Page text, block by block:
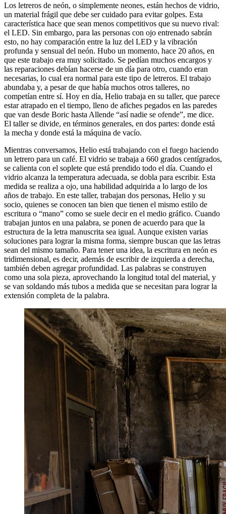
Los letreros de neón, o simplemente neones, están hechos de vidrio,
un material frágil que debe ser cuidado para evitar golpes. Esta
característica hace que sean menos competitivos que su nuevo rival:
el LED. Sin embargo, para las personas con ojo entrenado sabrán
esto, no hay comparación entre la luz del LED y la vibración
profunda y sensual del neón. Hubo un momento, hace 20 años, en
que este trabajo era muy solicitado. Se pedían muchos encargos y
las reparaciones debían hacerse de un día para otro, cuando eran
necesarias, lo cual era normal para este tipo de letreros. El trabajo
abundaba y, a pesar de que había muchos otros talleres, no
competían entre sí. Hoy en día, Helio trabaja en su taller, que parece
estar atrapado en el tiempo, lleno de afiches pegados en las paredes
que van desde Boric hasta Allende “así nadie se ofende”, me dice.
El taller se divide, en términos generales, en dos partes: donde está
la mecha y donde está la máquina de vacío.
Mientras conversamos, Helio está trabajando con el fuego haciendo
un letrero para un café. El vidrio se trabaja a 660 grados centígrados,
se calienta con el soplete que está prendido todo el día. Cuando el
vidrio alcanza la temperatura adecuada, se dobla para escribir. Esta
medida se realiza a ojo, una habilidad adquirida a lo largo de los
años de trabajo. En este taller, trabajan dos personas, Helio y su
socio, quienes se conocen tan bien que tienen el mismo estilo de
escritura o “mano” como se suele decir en el medio gráfico. Cuando
trabajan juntos en una palabra, se ponen de acuerdo para que la
estructura de la letra manuscrita sea igual. Aunque existen varias
soluciones para lograr la misma forma, siempre buscan que las letras
sean del mismo tamaño. Para tener una idea, la escritura en neón es
tridimensional, es decir, además de escribir de izquierda a derecha,
también deben agregar profundidad. Las palabras se construyen
como una sola pieza, aprovechando la longitud total del material, y
se van soldando más tubos a medida que se necesitan para lograr la
extensión completa de la palabra.